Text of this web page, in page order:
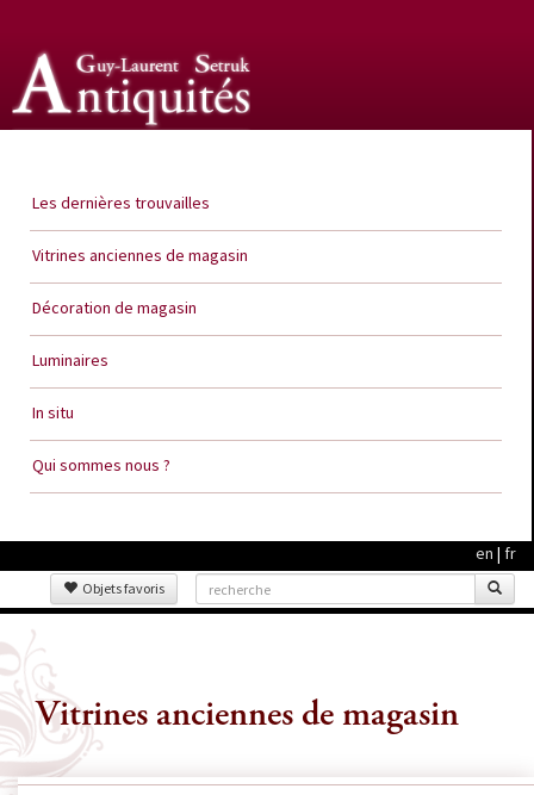
Les dernières trouvailles
Vitrines anciennes de magasin
Décoration de magasin
Luminaires
In situ
Qui sommes nous ?
en | fr
Objets favoris
Vitrines anciennes de magasin